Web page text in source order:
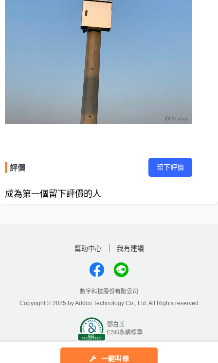
一鍵叫修
評價 留下評價
成為第一個留下評價的人
幫助中心 我有建議
數字科技股份有限公司
Copyright © 2025 by Addcn Technology Co., Ltd. All Rights reserved
鄧白氏
ESG永續標章